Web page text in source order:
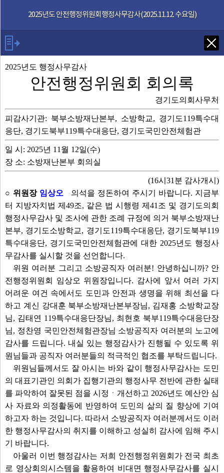
2025년도 안전행정위원회행정사무감사(2025.11.12. 수요일)
Tab키로 다음 검색
안건
부록
2025년도 행감
영상회의록
2025년도 행정사무감사
안전행정위원회 회의록
경기도의회사무처
피감사기관: 북부소방재난본부, 소방학교, 경기도119특수대
응단, 경기도북부119특수대응단, 경기도국민안전체험관
일 시: 2025년 11월 12일(수)
장 소: 소방재난본부 회의실
(16시31분 감사개시)
○ 위원장 임상오
의석을 정돈하여 주시기 바랍니다. 지금부
터 지방자치법 제49조, 같은 법 시행령 제41조 및 경기도의회
행정사무감사 및 조사에 관한 조례 규정에 의거 북부소방재난
본부, 경기도소방학교, 경기도119특수대응단, 경기도북부119
특수대응단, 경기도국민안전체험관에 대한 2025년도 행정사
무감사를 실시할 것을 선언합니다.
위원 여러분 그리고 소방공직자 여러분! 안녕하십니까? 안
전행정위원회 임상오 위원장입니다. 감사에 앞서 여러 가지
어려운 여건 속에서도 도민과 안전과 생명을 위해 최선을 다
하고 계신 강대훈 북부소방재난본부장님, 김재홍 소방학교장
님, 김태연 119특수대응단장님, 최현호 북부119특수대응단장
님, 정찬영 국민안전체험관장님 소방공직자 여러분의 노고에
감사를 드립니다. 내실 있는 행정감사가 진행될 수 있도록 위
원님들과 공직자 여러분들의 적극적인 협조를 부탁드립니다.
위원님들께서도 잘 아시는 바와 같이 행정사무감사는 도민
의 대표기관인 의회가 집행기관의 행정사무 전반에 관한 실태
를 파악하여 잘못된 점을 시정ㆍ개선하고 2026년도 예산안 심
사 자료와 의정활동에 반영하여 도민의 삶의 질 향상에 기여
하고자 하는 것입니다. 따라서 소방공직자 여러분께서도 이러
한 행정사무감사의 취지를 이해하고 성실히 감사에 임해 주시
기 바랍니다.
아울러 이번 행정감사는 저희 안전행정위원회가 전국 최초
로 영상회의시스템을 활용하여 비대면 행정사무감사를 실시